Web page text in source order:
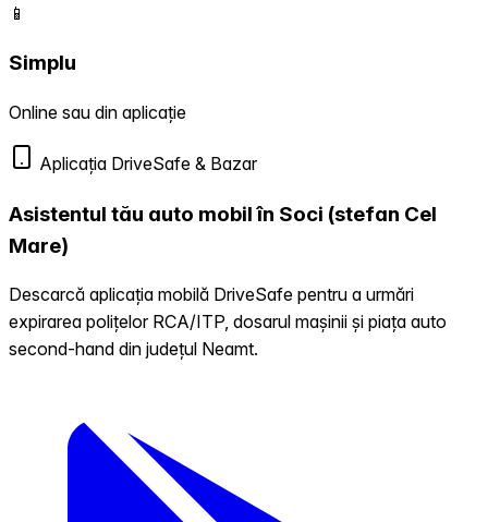
📱
Simplu
Online sau din aplicație
Aplicația DriveSafe & Bazar
Asistentul tău auto mobil în Soci (stefan Cel
Mare)
Descarcă aplicația mobilă DriveSafe pentru a urmări
expirarea polițelor RCA/ITP, dosarul mașinii și piața auto
second-hand din județul Neamt.